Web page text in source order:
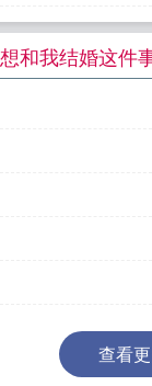
。 “拉因利
弃了十点上
吗？” “对呀
生活，我也很
- 希因·埃德
一天，因为早
惯了高压的学
昏昏欲睡的
，礼堂的大门
到了希因面前
“殿下，出
和我结婚这件
查看